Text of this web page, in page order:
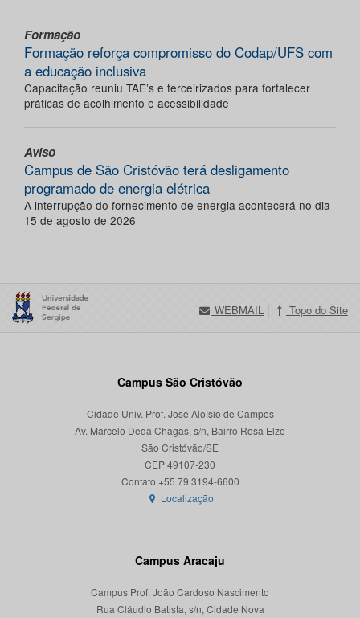
Formação
Formação reforça compromisso do Codap/UFS com
a educação inclusiva
Capacitação reuniu TAE’s e terceirizados para fortalecer
práticas de acolhimento e acessibilidade
Aviso
Campus de São Cristóvão terá desligamento
programado de energia elétrica
A interrupção do fornecimento de energia acontecerá no dia
15 de agosto de 2026
WEBMAIL | Topo do Site
Campus São Cristóvão
Cidade Univ. Prof. José Aloísio de Campos
Av. Marcelo Deda Chagas, s/n, Bairro Rosa Elze
São Cristóvão/SE
CEP 49107-230
Localização
Campus Aracaju
Campus Prof. João Cardoso Nascimento
Rua Cláudio Batista, s/n, Cidade Nova